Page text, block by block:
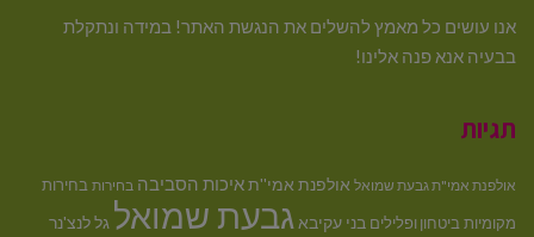
אנו עושים כל מאמץ להשלים את הנגשת האתר! במידה ונתקלת
בבעיה אנא פנה אלינו!
תגיות
אולפנת אמי"ת גבעת שמואל אולפנת אמי''תאיכות הסביבה בחירות בחירות
מקומיות ביטחון ופלילים בני עקיבא גבעת שמואל גל לנצ'נר